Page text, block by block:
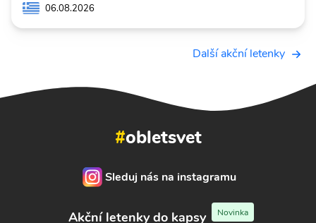
06.08.2026
Další akční letenky
#obletsvet
Sleduj nás na instagramu
Akční letenky do kapsy Novinka